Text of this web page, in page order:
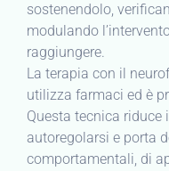
sostenendolo,
modulando
raggiungere.
La terapia con il
utilizza farmaci ed è
Questa tecnica riduce
autoregolarsi e porta
comportamentali, di